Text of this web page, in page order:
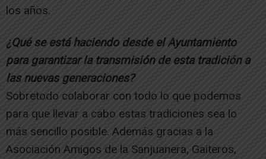
los años.
¿Qué se está haciendo desde el Ayuntamiento
para garantizar la transmisión de esta tradición a
las nuevas generaciones?
Sobretodo colaborar con todo lo que podemos
para que llevar a cabo estas tradiciones sea lo
más sencillo posible. Además gracias a la
Asociación Amigos de la Sanjuanera, Gaiteros,